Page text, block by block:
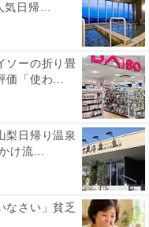
それぞれ別のコンビ
は、SNSを中心に大
は「板橋ハウス」で
わじわと人気にな
破するなど驚異的な
います。
日帰...
ソーの折り畳
「使わ...
梨日帰り温泉
け流...
なさい」貧乏